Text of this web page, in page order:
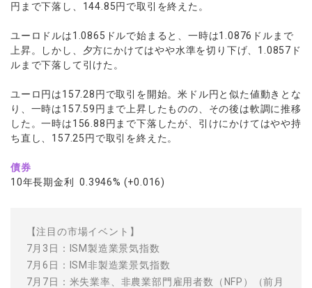
円まで下落し、144.85円で取引を終えた。
ユーロドルは1.0865ドルで始まると、一時は1.0876ドルまで
上昇。しかし、夕方にかけてはやや水準を切り下げ、1.0857ド
ルまで下落して引けた。
ユーロ円は157.28円で取引を開始。米ドル円と似た値動きとな
り、一時は157.59円まで上昇したものの、その後は軟調に推移
した。一時は156.88円まで下落したが、引けにかけてはやや持
ち直し、157.25円で取引を終えた。
債券
10年長期金利 0.3946% (+0.016)
【注目の市場イベント】
7月3日：ISM製造業景気指数
7月6日：ISM非製造業景気指数
7月7日：米失業率、非農業部門雇用者数（NFP）（前月